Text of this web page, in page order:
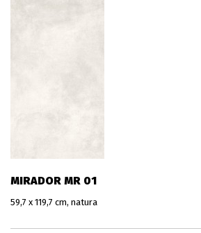
MIRADOR MR 01
59,7 x 119,7 cm, natura